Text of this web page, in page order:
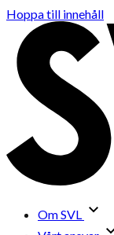
Hoppa till innehåll
Om SVL